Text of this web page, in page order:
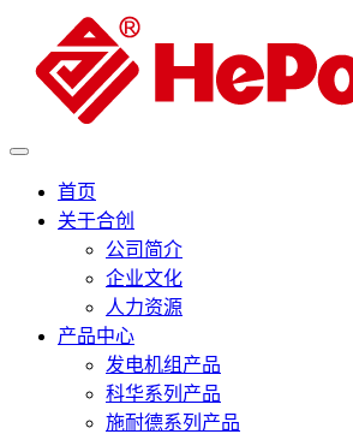
首页
关于合创
公司简介
企业文化
人力资源
产品中心
发电机组产品
科华系列产品
施耐德系列产品